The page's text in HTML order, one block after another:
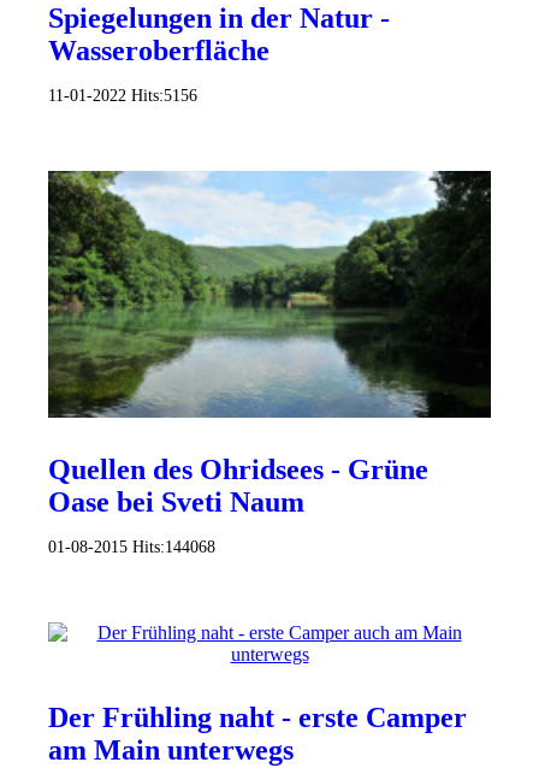
Spiegelungen in der Natur -
Wasseroberfläche
11-01-2022 Hits:5156
Quellen des Ohridsees - Grüne
Oase bei Sveti Naum
01-08-2015 Hits:144068
Der Frühling naht - erste Camper
am Main unterwegs